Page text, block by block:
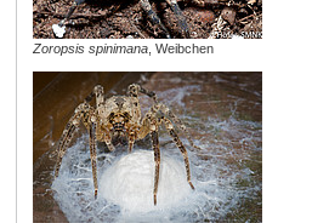
Zoropsis spinimana, Weibchen